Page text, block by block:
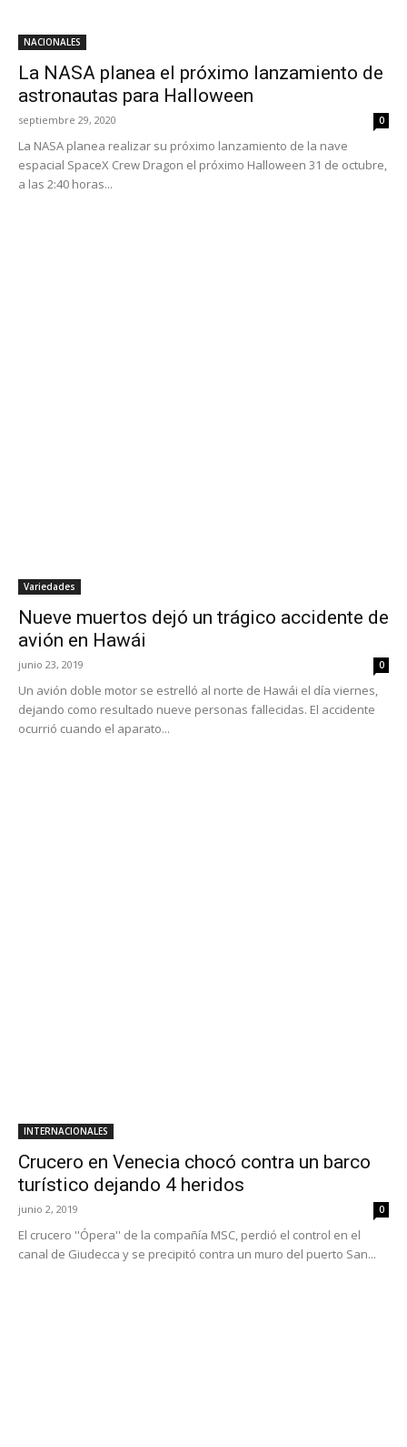
NACIONALES
La NASA planea el próximo lanzamiento de
astronautas para Halloween
septiembre 29, 2020 0
La NASA planea realizar su próximo lanzamiento de la nave
espacial SpaceX Crew Dragon el próximo Halloween 31 de octubre,
a las 2:40 horas...
Variedades
Nueve muertos dejó un trágico accidente de
avión en Hawái
junio 23, 2019 0
Un avión doble motor se estrelló al norte de Hawái el día viernes,
dejando como resultado nueve personas fallecidas. El accidente
ocurrió cuando el aparato...
INTERNACIONALES
Crucero en Venecia chocó contra un barco
turístico dejando 4 heridos
junio 2, 2019 0
El crucero ''Ópera'' de la compañía MSC, perdió el control en el
canal de Giudecca y se precipitó contra un muro del puerto San...